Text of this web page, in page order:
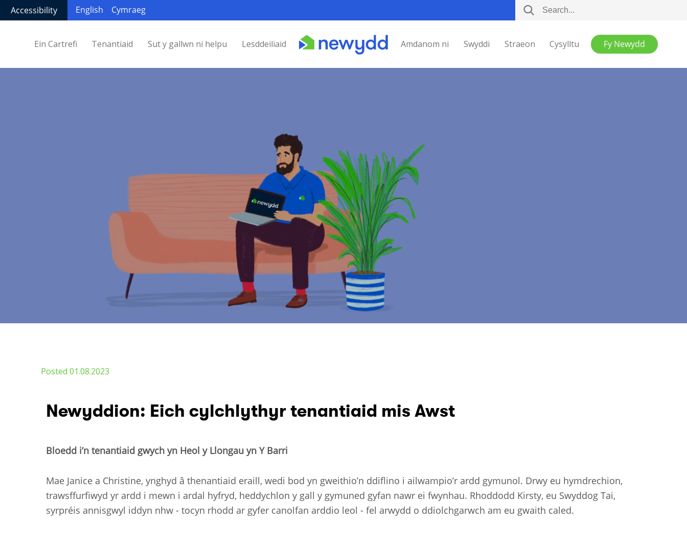
Accessibility English Cymraeg
Ein Cartrefi Tenantiaid Sut y gallwn ni helpu Lesddeiliaid Amdanom ni Swyddi Straeon Cysylltu Fy Newydd
Posted 01.08.2023
Newyddion: Eich cylchlythyr tenantiaid mis Awst
Bloedd i’n tenantiaid gwych yn Heol y Llongau yn Y Barri
Mae Janice a Christine, ynghyd â thenantiaid eraill, wedi bod yn gweithio’n ddiflino i ailwampio’r ardd gymunol. Drwy eu hymdrechion,
trawsffurfiwyd yr ardd i mewn i ardal hyfryd, heddychlon y gall y gymuned gyfan nawr ei fwynhau. Rhoddodd Kirsty, eu Swyddog Tai,
syrpréis annisgwyl iddyn nhw - tocyn rhodd ar gyfer canolfan arddio leol - fel arwydd o ddiolchgarwch am eu gwaith caled.